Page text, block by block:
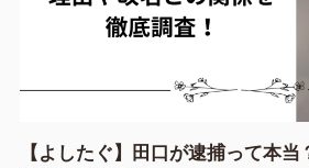
【よしたぐ】田口が逮捕って本